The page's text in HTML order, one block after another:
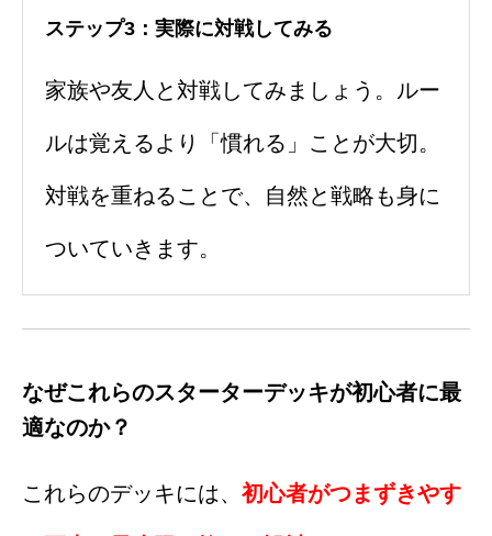
ステップ3：実際に対戦してみる
家族や友人と対戦してみましょう。ルー
ルは覚えるより「慣れる」ことが大切。
対戦を重ねることで、自然と戦略も身に
ついていきます。
なぜこれらのスターターデッキが初心者に最
適なのか？
これらのデッキには、 初心者がつまずきやす